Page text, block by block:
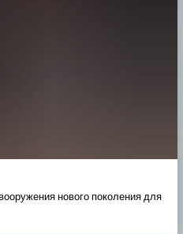
нового поколения для